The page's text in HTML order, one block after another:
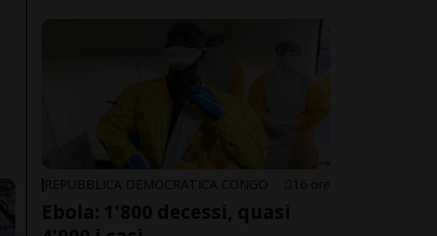
REPUBBLICA DEMOCRATICA CONGO 16 ore
Ebola: 1'800 decessi, quasi